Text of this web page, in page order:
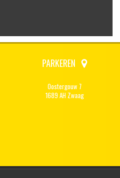
PARKEREN
Oostergouw 7
1689 AH Zwaag